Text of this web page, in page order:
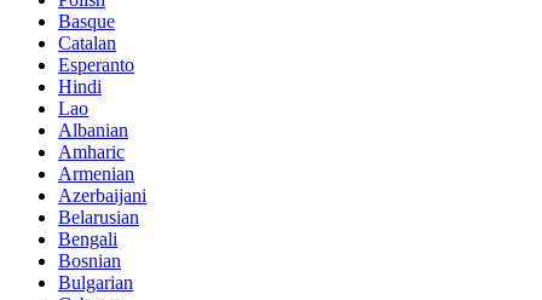
Basque
Catalan
Esperanto
Hindi
Lao
Albanian
Amharic
Armenian
Azerbaijani
Belarusian
Bengali
Bosnian
Bulgarian